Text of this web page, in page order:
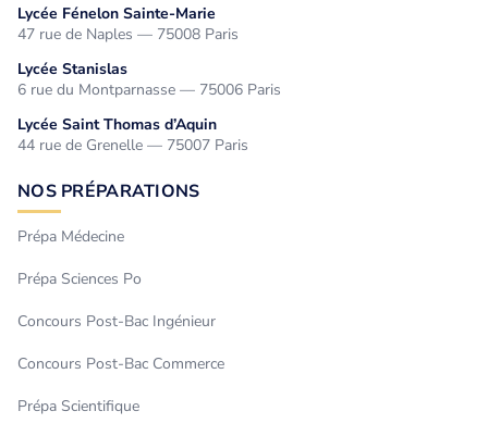
Lycée Fénelon Sainte-Marie
47 rue de Naples — 75008 Paris
Lycée Stanislas
6 rue du Montparnasse — 75006 Paris
Lycée Saint Thomas d’Aquin
44 rue de Grenelle — 75007 Paris
NOS PRÉPARATIONS
Prépa Médecine
Prépa Sciences Po
Concours Post-Bac Ingénieur
Concours Post-Bac Commerce
Prépa Scientifique